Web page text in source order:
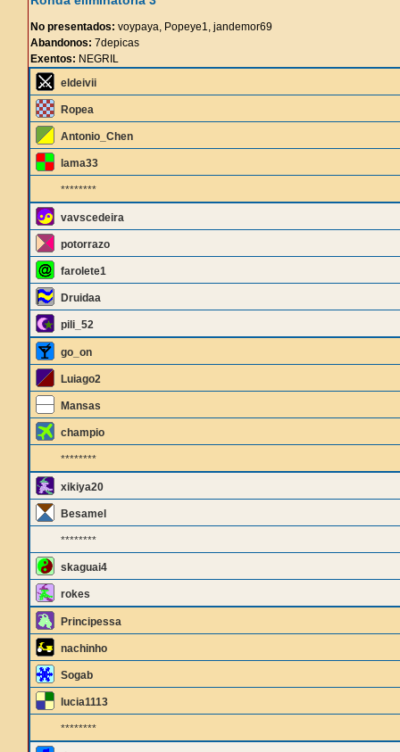
No presentados: voypaya, Popeye1, jandemor69
Abandonos: 7depicas
Exentos: NEGRIL
eldeivii
Ropea
Antonio_Chen
lama33
********
vavscedeira
potorrazo
farolete1
Druidaa
pili_52
go_on
Luiago2
Mansas
champio
********
xikiya20
Besamel
********
skaguai4
rokes
Principessa
nachinho
Sogab
lucia1113
********